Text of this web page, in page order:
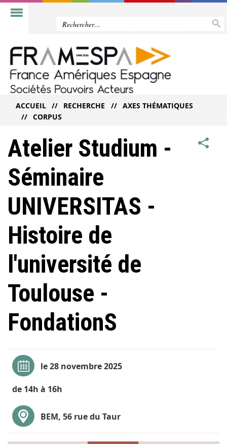
ACCUEIL RECHERCHE
AXES THÉMATIQUES
CORPUS
Atelier Studium -
Séminaire
UNIVERSITAS -
Histoire de
l'université de
Toulouse -
FondationS
le 28 novembre 2025
de 14h à 16h
BEM, 56 rue du Taur